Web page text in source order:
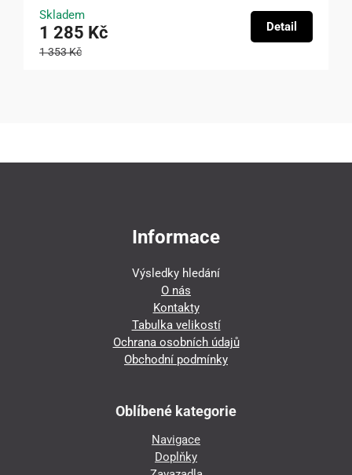
Skladem
1 285 Kč
1 353 Kč
Detail
Informace
Výsledky hledání
O nás
Kontakty
Tabulka velikostí
Ochrana osobních údajů
Obchodní podmínky
Oblíbené kategorie
Navigace
Doplňky